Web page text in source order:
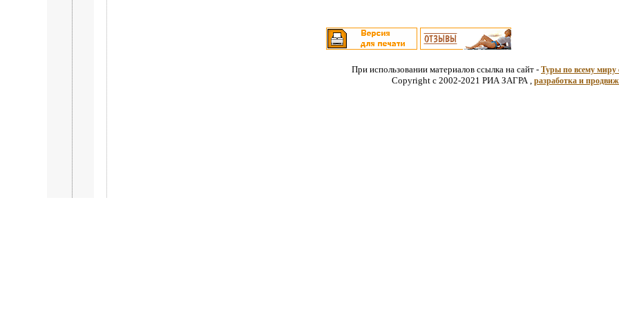
При использовании материалов ссылка на сайт - Туры по всему миру
Copyright c 2002-2021 РИА ЗАГРА , разработка и